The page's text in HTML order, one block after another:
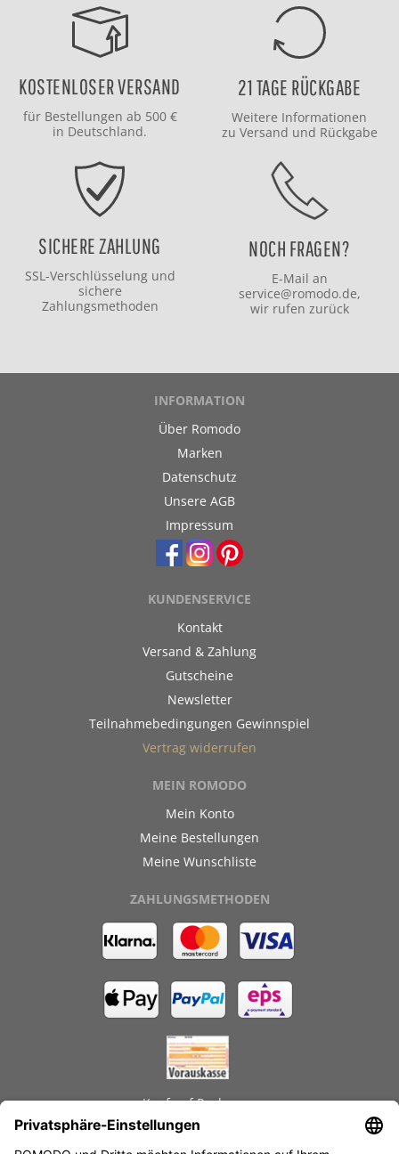
KOSTENLOSER VERSAND
für Bestellungen ab 500 €
in Deutschland.
21 TAGE RÜCKGABE
Weitere Informationen
zu Versand und Rückgabe
SICHERE ZAHLUNG
SSL-Verschlüsselung und
sichere
Zahlungsmethoden
NOCH FRAGEN?
E-Mail an
service@romodo.de,
wir rufen zurück
INFORMATION
Über Romodo
Marken
Datenschutz
Unsere AGB
Impressum
KUNDENSERVICE
Kontakt
Versand & Zahlung
Gutscheine
Newsletter
Teilnahmebedingungen Gewinnspiel
Vertrag widerrufen
MEIN ROMODO
Mein Konto
Meine Bestellungen
Meine Wunschliste
ZAHLUNGSMETHODEN
Kauf auf Rechnung